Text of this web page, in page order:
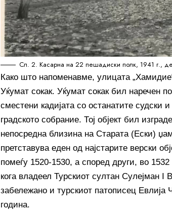
Сл. 2. Касарна на 22 пешадиски полк, 1941 г.,
Како што напоменавме, улицата
Уќумат сокак. Уќумат сокак бил наречен
сместени кадијата со останатите судски
градското собрание. Тој објект бил
непосредна близина на Старата (Ески)
претставува еден од најстарите верски
помеѓу 1520-1530, а според други, во
кога владеел Турскиот султан Сулејман I
забележано и турскиот патописец
година.